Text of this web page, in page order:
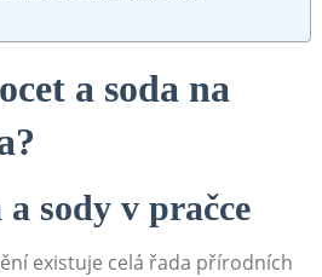
a soda na
sody ​v pračce
existuje celá řada přírodních​